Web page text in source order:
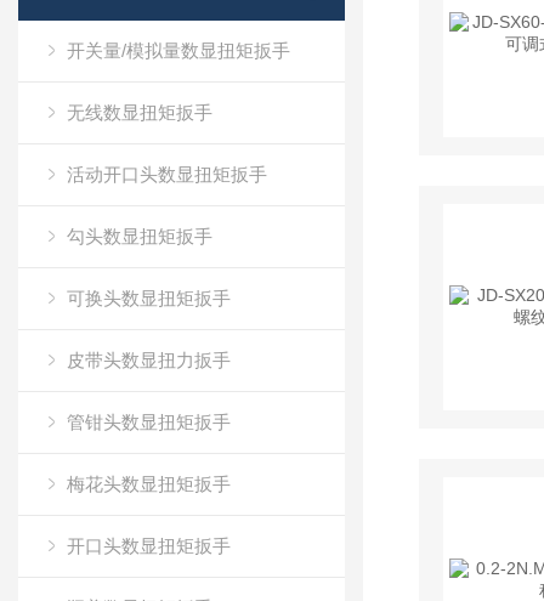
开关量/模拟量数显扭矩扳手
无线数显扭矩扳手
活动开口头数显扭矩扳手
勾头数显扭矩扳手
可换头数显扭矩扳手
皮带头数显扭力扳手
管钳头数显扭矩扳手
梅花头数显扭矩扳手
开口头数显扭矩扳手